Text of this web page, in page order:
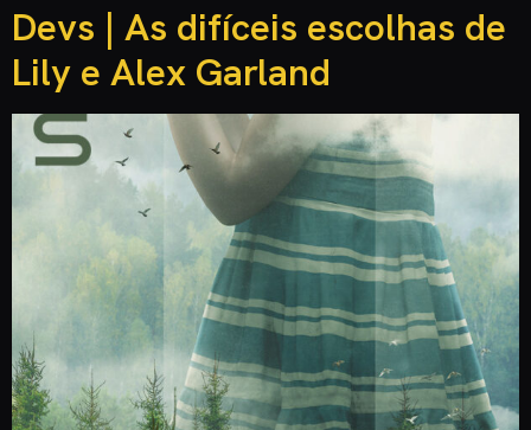
Devs | As difíceis escolhas de
Lily e Alex Garland